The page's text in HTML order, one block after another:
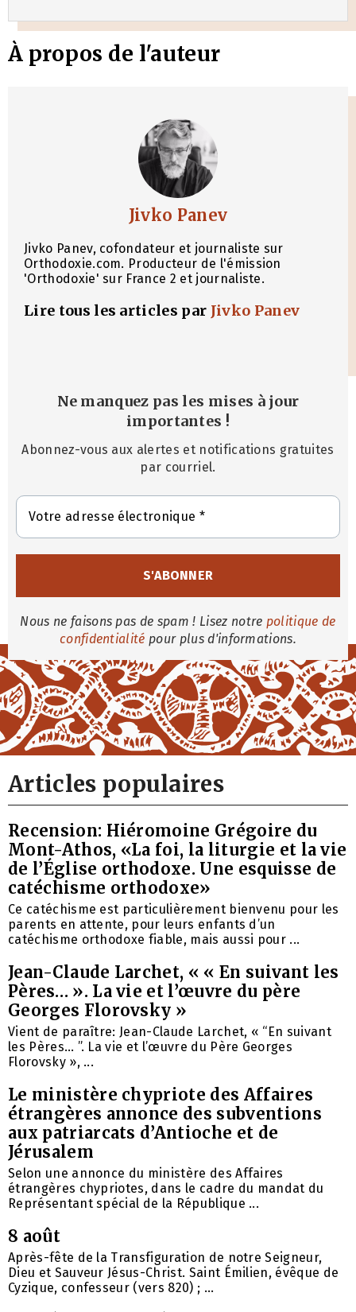
À propos de l'auteur
Jivko Panev
Jivko Panev, cofondateur et journaliste sur
Orthodoxie.com. Producteur de l'émission
'Orthodoxie' sur France 2 et journaliste.
Lire tous les articles par Jivko Panev
Ne manquez pas les mises à jour
importantes !
Abonnez-vous aux alertes et notifications gratuites
par courriel.
Nous ne faisons pas de spam ! Lisez notre politique de
confidentialité pour plus d'informations.
Articles populaires
Recension: Hiéromoine Grégoire du
Mont-Athos, «La foi, la liturgie et la vie
de l’Église orthodoxe. Une esquisse de
catéchisme orthodoxe»
Ce catéchisme est particulièrement bienvenu pour les
parents en attente, pour leurs enfants d’un
catéchisme orthodoxe fiable, mais aussi pour ...
Jean-Claude Larchet, « « En suivant les
Pères… ». La vie et l’œuvre du père
Georges Florovsky »
Vient de paraître: Jean-Claude Larchet, « “En suivant
les Pères… ”. La vie et l’œuvre du Père Georges
Florovsky », ...
Le ministère chypriote des Affaires
étrangères annonce des subventions
aux patriarcats d’Antioche et de
Jérusalem
Selon une annonce du ministère des Affaires
étrangères chypriotes, dans le cadre du mandat du
Représentant spécial de la République ...
8 août
Après-fête de la Transfiguration de notre Seigneur,
Dieu et Sauveur Jésus-Christ. Saint Émilien, évêque de
Cyzique, confesseur (vers 820) ; ...